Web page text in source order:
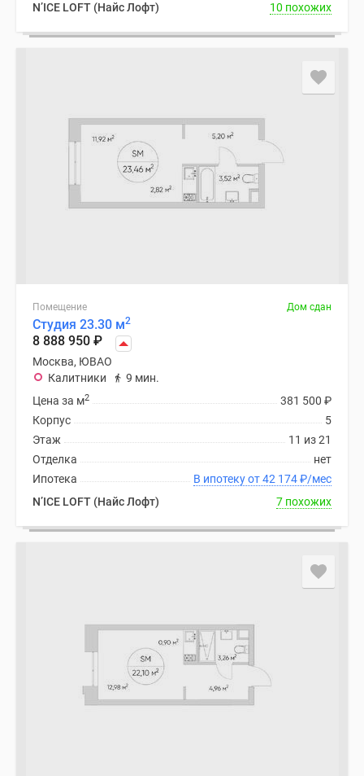
N’ICE LOFT (Найс Лофт)
10 похожих
Помещение Дом сдан
Студия 23.30 м2
8 888 950 ₽
Москва, ЮВАО
Калитники
9 мин.
381 500 ₽
Цена за м2
5
Корпус
11 из 21
Этаж
нет
Отделка
В ипотеку от 42 174₽/мес
Ипотека
N’ICE LOFT (Найс Лофт)
7 похожих